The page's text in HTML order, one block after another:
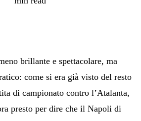
brillante e spettacolare, ma
come si era già visto del resto
di campionato contro l’Atalanta,
presto per dire che il Napoli di